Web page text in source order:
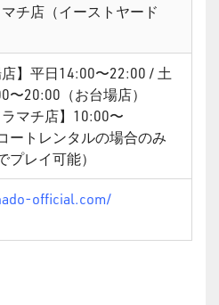
チ店（イーストヤード
】 平日14:00〜22:00 / 土
〜20:00（お台場店）
ラマチ店】10:00〜
ートレンタルの場合のみ
プレイ可能）
official.com/